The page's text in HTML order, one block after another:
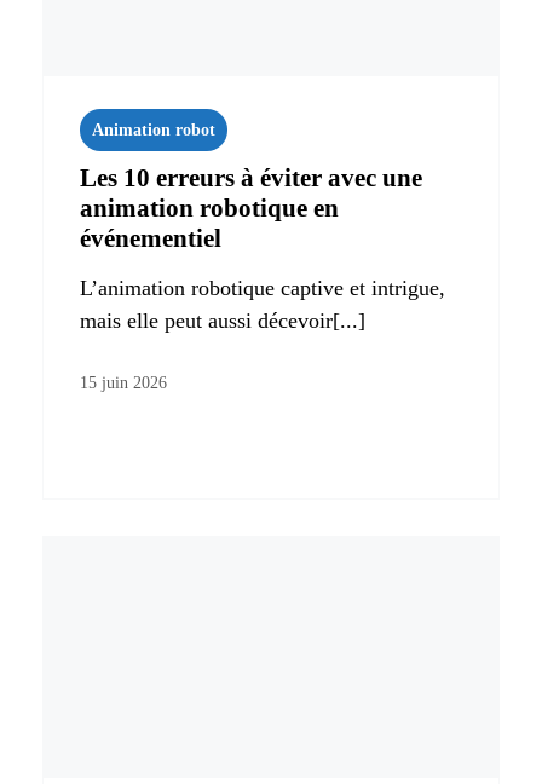
Animation robot
Les 10 erreurs à éviter avec une
animation robotique en
événementiel
L’animation robotique captive et intrigue,
mais elle peut aussi décevoir[...]
15 juin 2026